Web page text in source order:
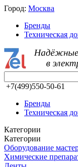
Город: Москва
Бренды
Техническая
+7(499)550-50-61
Бренды
Техническая
Категории
Категории
Оборудование
Химические